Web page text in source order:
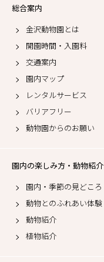
総合案内
金沢動物園とは
開園時間・入園料
交通案内
園内マップ
レンタルサービス
バリアフリー
動物園からのお願い
園内の楽しみ方・動物紹介
園内・季節の見どころ
動物とのふれあい体験
動物紹介
植物紹介